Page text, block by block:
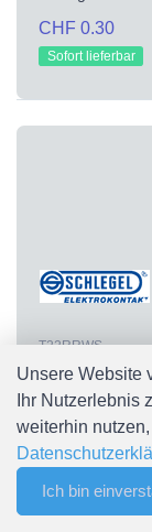
Merkliste
CHF 0.30
Sofort lieferbar
T22RRWS
T22RRWS
CHF 0.30
Sofort lieferbar
Unsere Website
Ihr Nutzerlebnis
weiterhin
Ich bin